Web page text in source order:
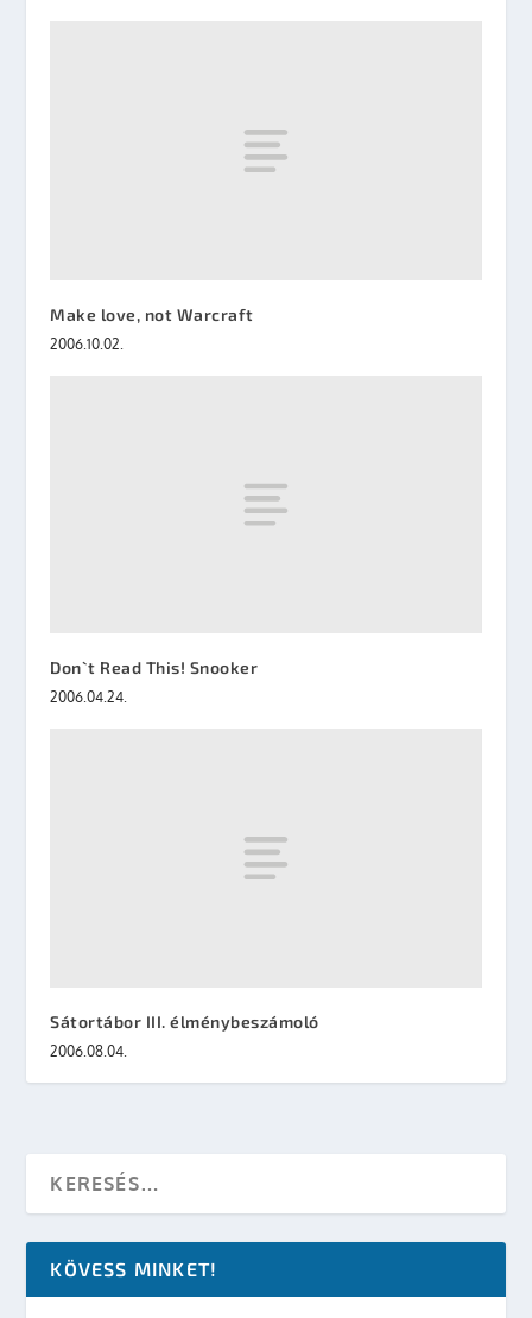
Make love, not Warcraft
2006.10.02.
Don`t Read This! Snooker
2006.04.24.
Sátortábor III. élménybeszámoló
2006.08.04.
KÖVESS MINKET!